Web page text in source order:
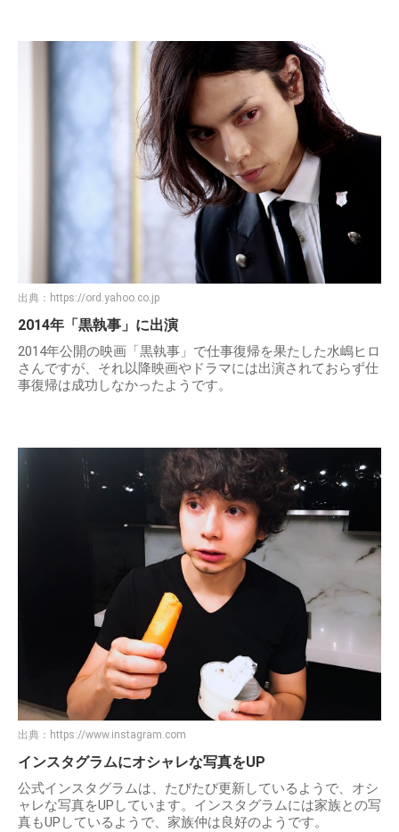
出典： https://ord.yahoo.co.jp
2014年「黒執事」に出演
2014年公開の映画「黒執事」で仕事復帰を果たした水嶋ヒロ
さんですが、それ以降映画やドラマには出演されておらず仕
事復帰は成功しなかったようです。
出典： https://www.instagram.com
インスタグラムにオシャレな写真をUP
公式インスタグラムは、たびたび更新しているようで、オシ
ャレな写真をUPしています。インスタグラムには家族との写
真もUPしているようで、家族仲は良好のようです。